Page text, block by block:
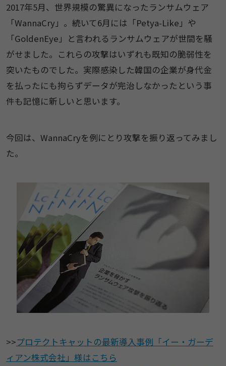
2017年5月、世界規模の驚異になったランサムウェア
「WannaCry」。続いて6月には「Petya-Like」や
「GoldenEye」と言われるランサムウェアが世間を騒
がせました。これらの攻撃はいずれも既知の脆弱性を
突いたものでした。実際感染した韓国の企業が身代金
を払ったにも拘らずデータが完治しなかったという事
件も記憶に新しいと思います。
今回は、WannaCryを例にとり攻撃を振り返ってみまし
た。
>>プロテクトキャットの最新導入事例「イー・ガーデ
ィアン株式会社」様はこちら